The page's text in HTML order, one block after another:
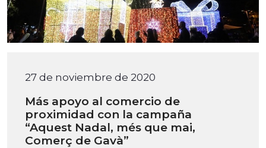
27 de noviembre de 2020
Más apoyo al comercio de
proximidad con la campaña
“Aquest Nadal, més que mai,
Comerç de Gavà”